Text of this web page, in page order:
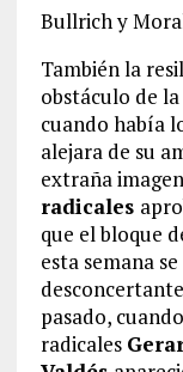
Bullrich y
También la
obstáculo de
cuando había
alejara de su
extraña
radicales
que el bloque
esta semana
pasado,
radicales